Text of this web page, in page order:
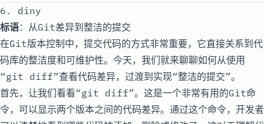
6. diny
标语：从Git差异到整洁的提交
在Git版本控制中，提交代码的方式非常重要，它直接关系到代
码库的整洁度和可维护性。今天，我们就来聊聊如何从使用
“git diff”查看代码差异，过渡到实现“整洁的提交”。
首先，让我们看看“git diff”。这是一个非常有用的Git命
令，可以显示两个版本之间的代码差异。通过这个命令，开发者